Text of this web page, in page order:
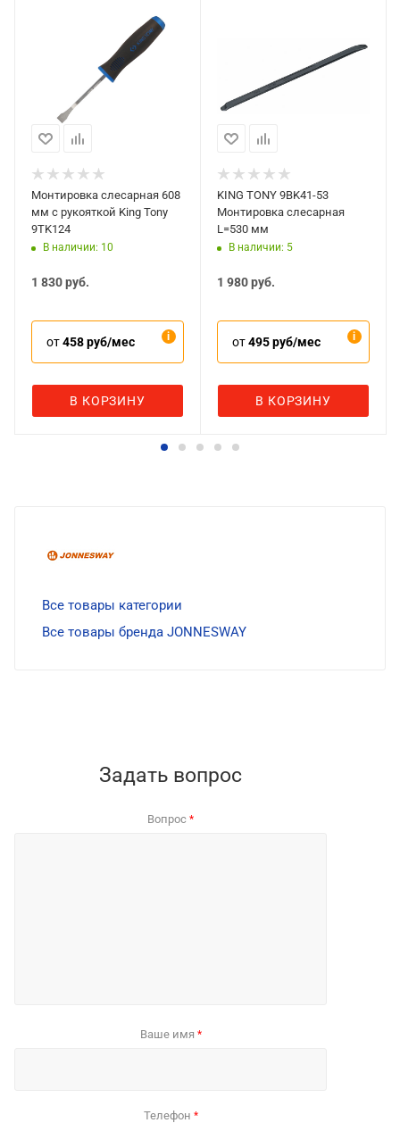
Монтировка слесарная 608
мм с рукояткой King Tony
9TK124
В наличии: 10
1 830руб.
от458 руб/мес
В КОРЗИНУ
KING TONY 9BK41-53
Монтировка слесарная
L=530 мм
В наличии: 5
1 980руб.
от495 руб/мес
В КОРЗИНУ
Все товары категории
Все товары бренда JONNESWAY
Задать вопрос
Вопрос *
Ваше имя *
Телефон *